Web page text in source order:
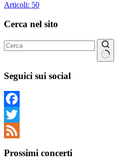
Articoli: 50
Cerca nel sito
risultato
Seguici sui social
Facebook
Twitter
Prossimi concerti